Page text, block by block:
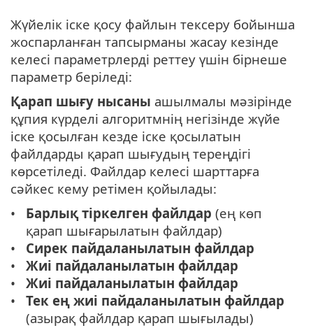
Жүйелік іске қосу файлын тексеру бойынша
жоспарланған тапсырманы жасау кезінде
келесі параметрлерді реттеу үшін бірнеше
параметр беріледі:
Қарап шығу нысаны ашылмалы мәзірінде
құпия күрделі алгоритмнің негізінде жүйе
іске қосылған кезде іске қосылатын
файлдарды қарап шығудың тереңдігі
көрсетіледі. Файлдар келесі шарттарға
сәйкес кему ретімен қойылады:
Барлық тіркелген файлдар (ең көп
қарап шығарылатын файлдар)
Сирек пайдаланылатын файлдар
Жиі пайдаланылатын файлдар
Жиі пайдаланылатын файлдар
Тек ең жиі пайдаланылатын файлдар
(азырақ файлдар қарап шығылады)